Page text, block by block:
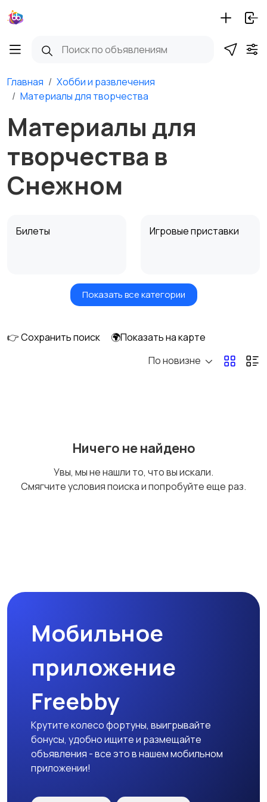
Главная
Хобби и развлечения
Материалы для творчества
Материалы для
творчества в
Снежном
Билеты Игровые приставки
Игры для приставок и
Книги и журналы
Материалы для
инструменты
Показать все категории
👉 Сохранить поиск
🌍Показать на карте
По новизне
Ничего не найдено
Увы, мы не нашли то, что вы искали.
Смягчите условия поиска и попробуйте еще раз.
Мобильное
приложение
Freebby
Крутите колесо фортуны, выигрывайте
бонусы, удобно ищите и размещайте
объявления - все это в нашем мобильном
приложении!